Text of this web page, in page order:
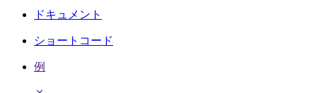
ドキュメント
ショートコード
例